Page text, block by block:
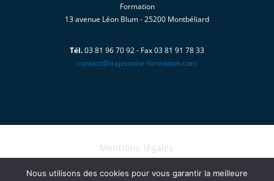
Formation
13 avenue Léon Blum - 25200 Montbéliard
Tél.03 81 96 70 92 - Fax 03 81 91 78 33
contact@trajectoire-formation.com
Mentions légales
FORMATION tous droits réservés I
Nous utilisons des cookies pour vous garantir la meilleure